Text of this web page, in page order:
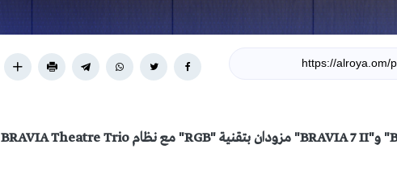
" و"BRAVIA 7 II" مزودان بتقنية "RGB" مع نظامBRAVIA Theatre Trio